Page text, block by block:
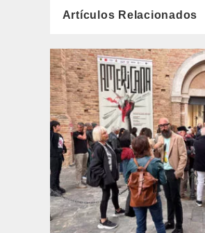
Artículos Relacionados